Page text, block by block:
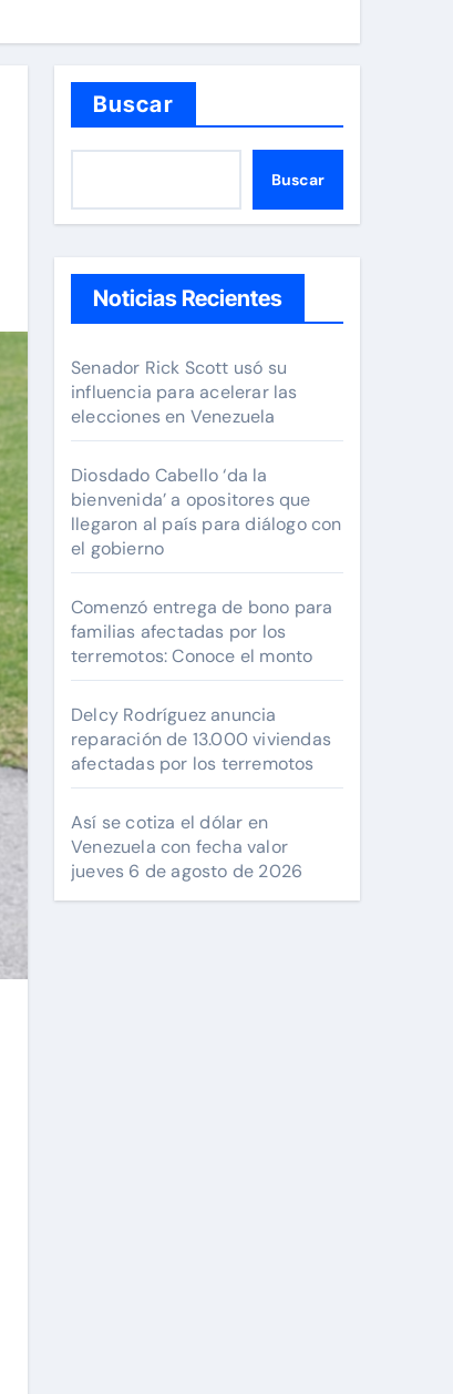
Buscar
Buscar
Noticias Recientes
Senador Rick Scott usó su
influencia para acelerar las
elecciones en Venezuela
Diosdado Cabello ‘da la
bienvenida’ a opositores que
llegaron al país para diálogo con
el gobierno
Comenzó entrega de bono para
familias afectadas por los
terremotos: Conoce el monto
Delcy Rodríguez anuncia
reparación de 13.000 viviendas
afectadas por los terremotos
Así se cotiza el dólar en
Venezuela con fecha valor
jueves 6 de agosto de 2026